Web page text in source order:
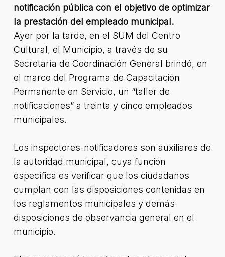
notificación pública con el objetivo de optimizar
la prestación del empleado municipal.
Ayer por la tarde, en el SUM del Centro
Cultural, el Municipio, a través de su
Secretaría de Coordinación General brindó, en
el marco del Programa de Capacitación
Permanente en Servicio, un “taller de
notificaciones” a treinta y cinco empleados
municipales.
Los inspectores-notificadores son auxiliares de
la autoridad municipal, cuya función
específica es verificar que los ciudadanos
cumplan con las disposiciones contenidas en
los reglamentos municipales y demás
disposiciones de observancia general en el
municipio.